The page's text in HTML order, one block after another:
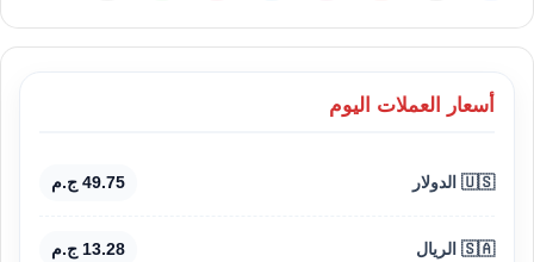
أسعار العملات اليوم
🇺🇸 الدولار 49.75 ج.م
🇸🇦 الريال 13.28 ج.م